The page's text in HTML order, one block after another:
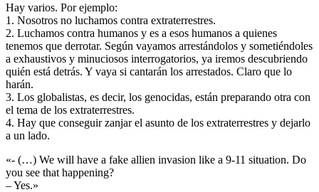
Hay varios. Por ejemplo:
1. Nosotros no luchamos contra extraterrestres.
2. Luchamos contra humanos y es a esos humanos a quienes
tenemos que derrotar. Según vayamos arrestándolos y sometiéndoles
a exhaustivos y minuciosos interrogatorios, ya iremos descubriendo
quién está detrás. Y vaya si cantarán los arrestados. Claro que lo
harán.
3. Los globalistas, es decir, los genocidas, están preparando otra con
el tema de los extraterrestres.
4. Hay que conseguir zanjar el asunto de los extraterrestres y dejarlo
a un lado.
«- (…) We will have a fake allien invasion like a 9-11 situation. Do
you see that happening?
– Yes.»